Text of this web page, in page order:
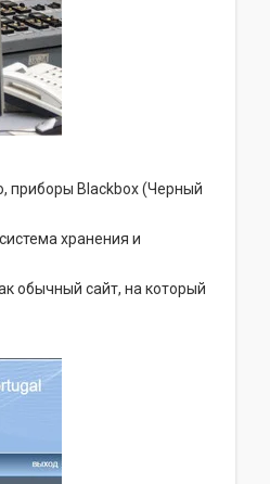
приборы Blackbox (Черный
хранения и
обычный сайт, на который